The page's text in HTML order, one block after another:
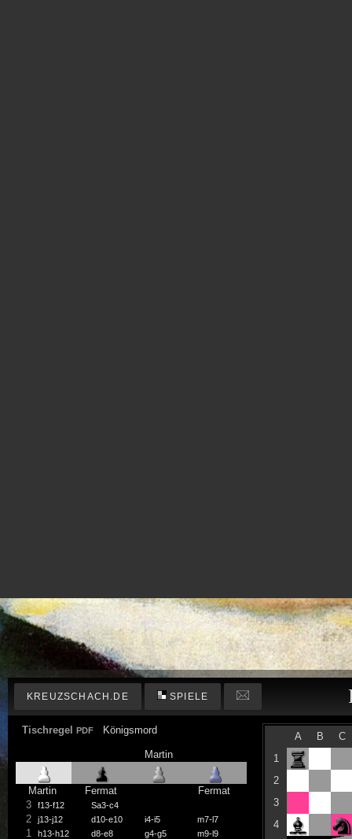
KREUZSCHACH.DE SPIELE
Tischregel PDF Königsmord
Martin Fermat
Martin
Fermat
3
f13-f12 Sa3-c4
2 j13-j12 d10-e10 i4-i5 m7-l7
1 h13-h12 d8-e8 g4-g5 m9-l9
A B
C
1
2
3
4